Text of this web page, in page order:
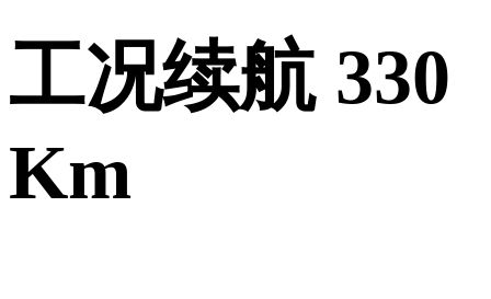
工况续航 330
Km